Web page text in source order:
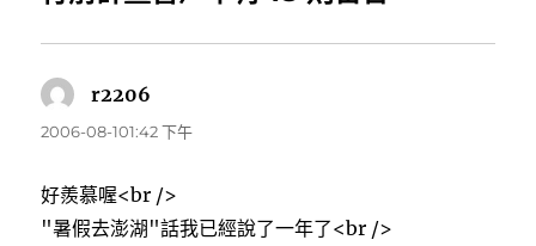
r2206
示:
2006-08-101:42 下午
好羨慕喔<br />
"暑假去澎湖"話我已經說了一年了<br />